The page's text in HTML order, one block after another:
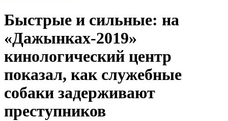
Быстрые и сильные: на
«Дажынках-2019»
кинологический центр
показал, как служебные
собаки задерживают
преступников